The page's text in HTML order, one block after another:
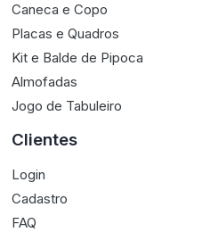
Caneca e Copo
Placas e Quadros
Kit e Balde de Pipoca
Almofadas
Jogo de Tabuleiro
Clientes
Login
Cadastro
FAQ